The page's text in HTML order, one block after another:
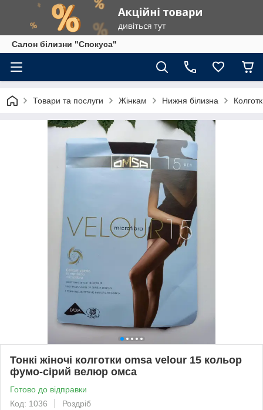
Салон білизни "Спокуса"
Товари та послуги Жінкам Нижня білизна
Тонкі жіночі колготки omsa velour 15 кольор
фумо-сірий велюр омса
Готово до відправки
Код: 1036
Роздріб